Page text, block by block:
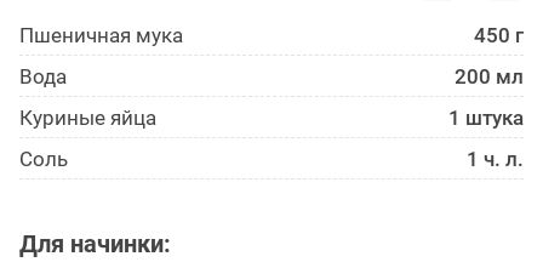
Пшеничная мука
450 г
Вода
200 мл
Куриные яйца
1 штука
Соль
1 ч. л.
Для начинки: